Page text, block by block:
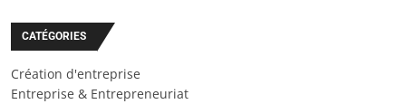
CATÉGORIES
Création d'entreprise
Entreprise & Entrepreneuriat